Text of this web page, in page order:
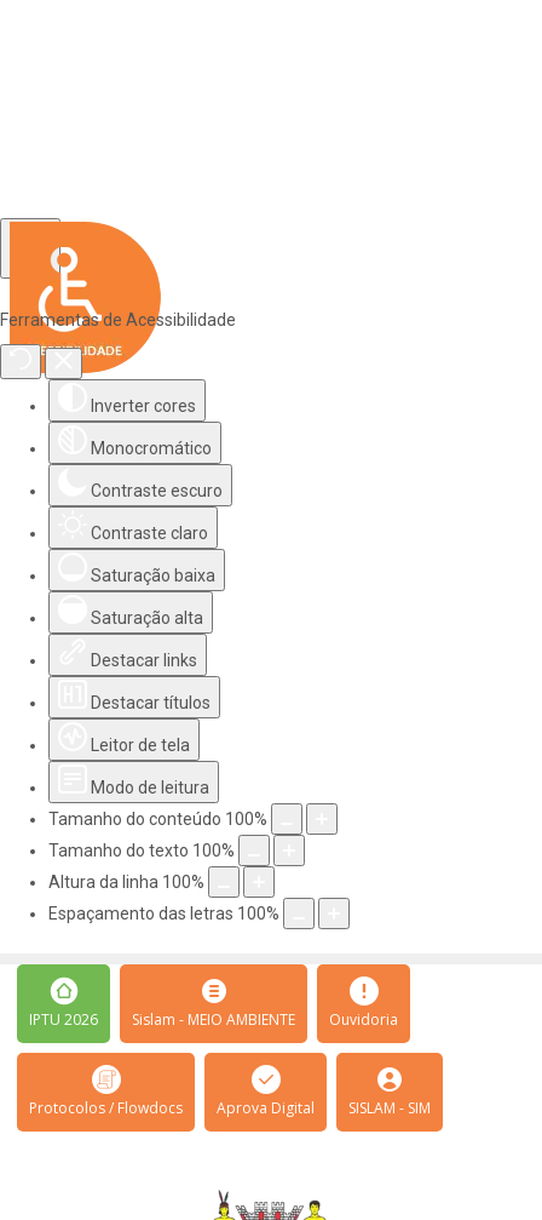
Ferramentas de Acessibilidade
Inverter cores
Monocromático
Contraste escuro
Contraste claro
Saturação baixa
Saturação alta
Destacar links
Destacar títulos
Leitor de tela
Modo de leitura
Tamanho do conteúdo 100%
Tamanho do texto 100%
Altura da linha 100%
Espaçamento das letras 100%
IPTU 2026 Sislam - MEIO AMBIENTE Ouvidoria
Protocolos / Flowdocs Aprova Digital SISLAM - SIM